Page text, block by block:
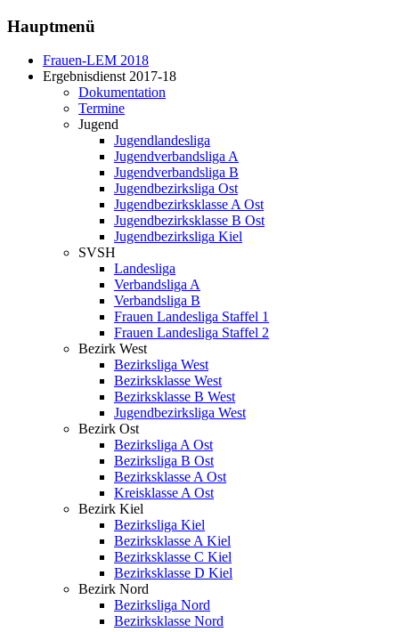
Hauptmenü
Frauen-LEM 2018
Ergebnisdienst 2017-18
Dokumentation
Termine
Jugend
Jugendlandesliga
Jugendverbandsliga A
Jugendverbandsliga B
Jugendbezirksliga Ost
Jugendbezirksklasse A Ost
Jugendbezirksklasse B Ost
Jugendbezirksliga Kiel
SVSH
Landesliga
Verbandsliga A
Verbandsliga B
Frauen Landesliga Staffel 1
Frauen Landesliga Staffel 2
Bezirk West
Bezirksliga West
Bezirksklasse West
Bezirksklasse B West
Jugendbezirksliga West
Bezirk Ost
Bezirksliga A Ost
Bezirksliga B Ost
Bezirksklasse A Ost
Kreisklasse A Ost
Bezirk Kiel
Bezirksliga Kiel
Bezirksklasse A Kiel
Bezirksklasse C Kiel
Bezirksklasse D Kiel
Bezirk Nord
Bezirksliga Nord
Bezirksklasse Nord